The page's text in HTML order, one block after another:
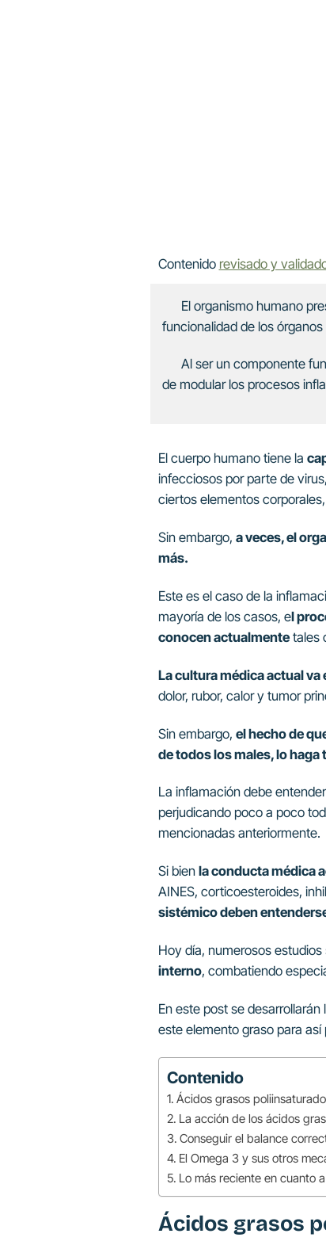
Contenido revisado y
El organismo humano
funcionalidad de los
Al ser un componente
de modular los procesos
El cuerpo humano tiene la
infecciosos por parte de
ciertos elementos
Sin embargo, a veces, el
más.
Este es el caso de la
mayoría de los casos, el
conocen actualmentetales
La cultura médica actual
dolor, rubor, calor y tumor
Sin embargo, el hecho de
de todos los males, lo haga
La inflamación debe
perjudicando poco a poco
mencionadas anteriormente.
Si bien la conducta médica
AINES, corticoesteroides,
sistémico deben
Hoy día, numerosos
interno, combatiendo
En este post se
este elemento graso para
Contenido
Ácidos grasos
La acción de los ácidos
Conseguir el balance
El Omega 3 y sus otros
Lo más reciente en cuanto
Ácidos grasos